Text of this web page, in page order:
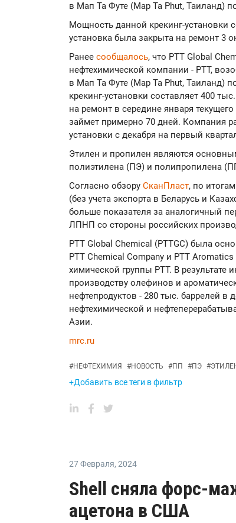
в Мап Та Футе (Map Ta Phut, Таиланд)
Мощность данной крекинг-установки
установка была закрыта на ремонт 3
Ранее сообщалось, что PTT Global
нефтехимической компании - PTT,
в Мап Та Футе (Map Ta Phut, Таиланд)
крекинг-установки составляет 400
на ремонт в середине января
займет примерно 70 дней. Компания
установки с декабря на первый
Этилен и пропилен являются
полиэтилена (ПЭ) и полипропилена
Согласно обзору СканПласт, по
(без учета экспорта в Беларусь и
больше показателя за аналогичный
ЛПНП со стороны российских
PTT Global Chemical (PTTGC) была
PTT Chemical Company и PTT
химической группы PTT. В
производству олефинов и
нефтепродуктов - 280 тыс. баррелей в
нефтехимической и
Азии.
mrc.ru
#НЕФТЕХИМИЯ #НОВОСТЬ #ПП #ПЭ #
+Добавить все теги в фильтр
27 Февраля, 2024
Shell сняла форс-
ацетона в США